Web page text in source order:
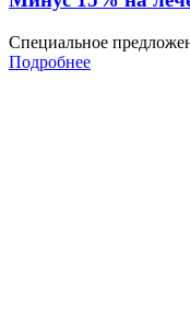
Специальное
Подробнее